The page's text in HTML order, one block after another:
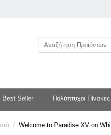
Best Seller Πολύπτυχοι
/ Welcome to Paradise XV on